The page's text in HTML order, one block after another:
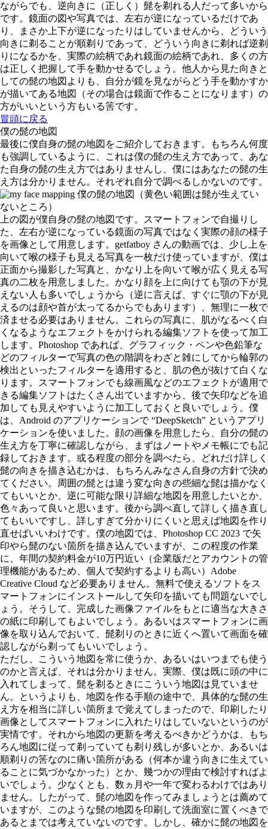
ながらでも、逆向きに（正しく）髭を剃れる人だって多いから
です。鏡面の図や写真では、左右が逆になっているだけであ
り、まさか上下が逆になったりはしていませんから、どういう
向きに剃ることが順剃りであって、どういう向きに剃れば逆剃
りになるかを、実際の絵柄であれ鏡面の絵柄であれ、多くの方
は正しく把握して手を動かせるでしょう。他人から見た向きと
しての髭の地図よりも、自分が鏡を見ながらどう手を動かすか
が描いてある地図（その場合は鏡面で作ることになります）の
方がいいという方もいる筈です。
冒頭に戻る
僕の髭の地図
最後に僕自身の髭の地図をご紹介しておきます。もちろん何度
も強調しているように、これは僕の髭の生え方であって、あな
た自身の髭の生え方ではありませんし、僕にはあなたの髭の生
え方は分かりません。それぞれ自分で調べるしかないのです。
僕の髭の地図（黄色い範囲は髭が生えてい
ないところ）
上の図が僕自身の髭の地図です。スマートフォンで自撮りし
た、左右が逆になっている鏡面の写真ではなく実際の顔の様子
を画像として用意します。getfatboy さんの動画では、少し上を
向いて喉の様子も見える写真を一枚だけ使っていますが、僕は
正面から撮影した写真と、かなり上を向いて喉が広く見える写
真の二枚を用意しました。かなり顔を上に向けても顎の下が見
えない人も多いでしょうから（逆に言えば、すぐに顎の下が見
えるのは顔や首が太ってるからでもあります）、無理に一枚で
済ませる必要はありません。これらの写真に、肌がなるべく白
くなるようなエフェクトをかけられる編集ソフトを使って加工
します。Photoshop であれば、グラフィック・ペンや色鉛筆な
どのフィルターで写真の色の階調をわざと雑にしてから輪郭の
検出といったフィルターを適用すると、肌の色が抜けて白くな
ります。スマートフォンでも線画風などのエフェクトが適用で
きる編集ソフトはたくさん出ていますから、後で矢印などを追
加しても見えやすいように加工しておくと良いでしょう。僕
は、Android のアプリケーションで “DeepSketch” というアプリ
ケーションを使いました。顔の画像を用意したら、自分の髭の
生え方を丁寧に確認しながら、まずはノートやメモ帳にでも記
録しておきます。或る程度の部分を調べたら、どれだけ詳しく
髭の向きを描き込むかは、もちろんみなさん自身の方針で決め
てください。周囲の髭とは違う変な向きの些細な髭は描かなく
てもいいとか、逆に可能な限り詳細な地図を用意したいとか、
色々あって良いと思います。後から調べ直して詳しく描き直し
てもいいですし、詳しすぎて分かりにくいと思えば地図を作り
直せばいいわけです。僕の地図では、Photoshop CC 2023 で矢
印やら髭のない箇所を描き込んでいますが、この程度の作業
に、年間の契約料金が10万円近い（企業版だとアカウントの管
理機能があるため、個人で契約するよりも高い）Adobe
Creative Cloud など必要ありません。無料で使えるソフトをス
マートフォンにインストールして矢印を描いても問題ないでし
ょう。そうして、完成した画像ファイルをもとに適当な大きさ
の紙に印刷してもよいでしょう。あるいはスマートフォンに画
像を取り込んでおいて、髭剃りのときに近くへ置いて画面を確
認しながら剃ってもいいでしょう。
ただし、こういう地図を常に使うか、あるいはいつまでも使う
のかと言えば、それは分かりません。実際、僕は既に頭の中に
入れてしまって、髭を剃るときにこういう地図は見ていませ
ん。というよりも、地図を作る手順の途中で、具体的な髭の生
え方を相当に詳しい箇所まで覚えてしまったので、印刷したり
画像としてスマートフォンに入れたりはしていないというのが
実情です。それから地図の更新を考えるべきかどうかは、もち
ろん地図に従って剃っていても剃り残しが多いとか、あるいは
順剃りの筈なのに痛い箇所がある（何本か違う向きに生えてい
ることに気づかなかった）とか、幾つかの理由で検討すればよ
いでしょう。少なくとも、数ヵ月や一年で変わるわけではあり
ません。したがって、髭の地図を作ってみましょうとは薦めて
いますが、このような髭の地図を印刷して洗面室に置くべきで
あるとまでは考えていないのです。しかし、確かに髭の地図を